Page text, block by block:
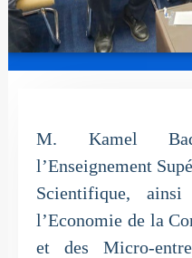
M. Kamel
l’Enseignement
Scientifique,
l’Economie de la
et des Micro-